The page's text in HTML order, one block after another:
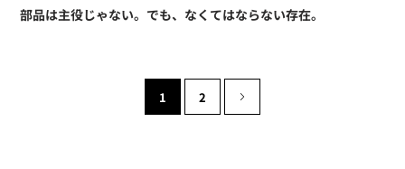
部品は主役じゃない。でも、なくてはならない存在。
1 2 »